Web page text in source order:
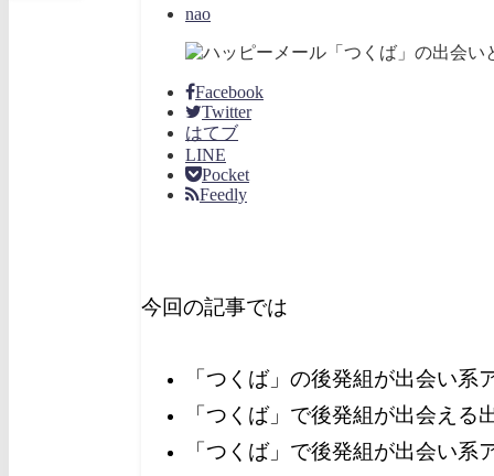
nao
Facebook
Twitter
はてブ
LINE
Pocket
Feedly
今回の記事では
「つくば」の後発組が出会い
「つくば」で後発組が出会え
「つくば」で後発組が出会い